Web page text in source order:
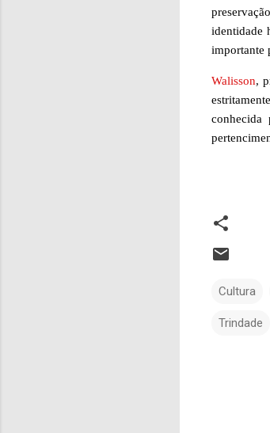
identidade
importante
Walisson,
conhecida
Cultura
Trindade